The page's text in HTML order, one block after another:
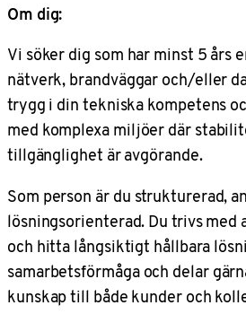
Om dig:
Vi söker dig som har minst 5 års
nätverk, brandväggar och/eller
trygg i din tekniska kompetens
med komplexa miljöer där
tillgänglighet är avgörande.
Som person är du strukturerad,
lösningsorienterad. Du trivs med
och hitta långsiktigt hållbara
samarbetsförmåga och delar
kunskap till både kunder och